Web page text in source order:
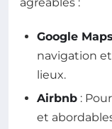
Google Maps
navigation
lieux.
Airbnb :
et